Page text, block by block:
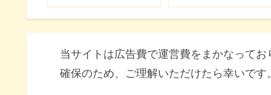
当サイトは広告費で運営費をまかなって
確保のため、ご理解いただけたら幸いです